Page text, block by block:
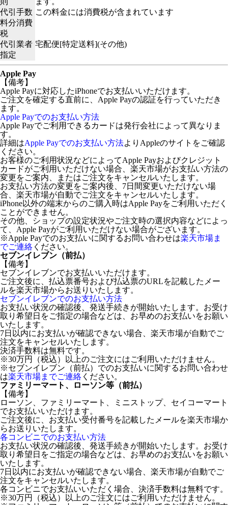
代引手数
料分消費
税
この料金には消費税が含まれています
代引業者
指定
宅配便[特定送料](その他)
Apple Pay
【備考】
Apple Payに対応したiPhoneでお支払いいただけます。
ご注文を確定する直前に、Apple Payの認証を行っていただき
ます。
Apple Payでのお支払い方法
Apple Payでご利用できるカードは発行会社によって異なりま
す。
詳細はApple Payでのお支払い方法よりAppleのサイトをご確認
ください。
お客様のご利用状況などによってApple Payおよびクレジット
カードがご利用いただけない場合、楽天市場がお支払い方法の
変更をご案内、またはご注文をキャンセルいたします。
お支払い方法の変更をご案内後、7日間変更いただけない場
合、楽天市場が自動でご注文をキャンセルいたします。
iPhone以外の端末からのご購入時はApple Payをご利用いただく
ことができません。
その他、ショップの設定状況やご注文時の選択内容などによっ
て、Apple Payがご利用いただけない場合がございます。
※Apple Payでのお支払いに関するお問い合わせは楽天市場ま
でご連絡 ください。
セブンイレブン（前払）
【備考】
セブンイレブンでお支払いいただけます。
ご注文後に、払込票番号および払込票のURLを記載したメー
ルを楽天市場からお送りいたします。
セブンイレブンでのお支払い方法
お支払い状況の確認後、発送手続きが開始いたします。お受け
取り希望日をご指定の場合などは、お早めのお支払いをお願い
いたします。
7日以内にお支払いが確認できない場合、楽天市場が自動でご
注文をキャンセルいたします。
決済手数料は無料です。
※30万円（税込）以上のご注文にはご利用いただけません。
※セブンイレブン（前払）でのお支払いに関するお問い合わせ
は楽天市場までご連絡 ください。
ファミリーマート、ローソン等（前払）
【備考】
ローソン、ファミリーマート、ミニストップ、セイコーマート
でお支払いいただけます。
ご注文後に、お支払い受付番号を記載したメールを楽天市場か
らお送りいたします。
各コンビニでのお支払い方法
お支払い状況の確認後、発送手続きが開始いたします。お受け
取り希望日をご指定の場合などは、お早めのお支払いをお願い
いたします。
7日以内にお支払いが確認できない場合、楽天市場が自動でご
注文をキャンセルいたします。
各コンビニでお支払いいただく場合、決済手数料は無料です。
※30万円（税込）以上のご注文にはご利用いただけません。